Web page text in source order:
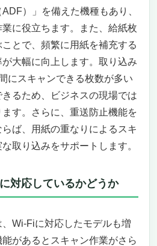
）」を備えた機種もあり、
に役立ちます。また、給紙枚
とで、頻繁に用紙を補充する
大幅に向上します。取り込み
にスキャンできる枚数が多い
るため、ビジネスの現場では
す。さらに、重送防止機能を
ば、用紙の重なりによるスキ
取り込みをサポートします。
対応しているかどうか
Wi-Fiに対応したモデルも増
があるとスキャン作業がさら